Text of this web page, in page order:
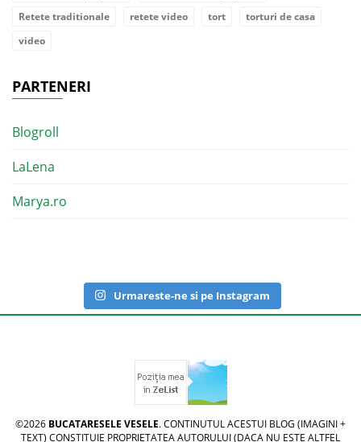
Retete traditionale
retete video tort
torturi de casa
video
PARTENERI
Blogroll
LaLena
Marya.ro
Urmareste-ne si pe Instagram
©2026 BUCATARESELE VESELE. CONTINUTUL ACESTUI BLOG (IMAGINI +
TEXT) CONSTITUIE PROPRIETATEA AUTORULUI (DACA NU ESTE ALTFEL